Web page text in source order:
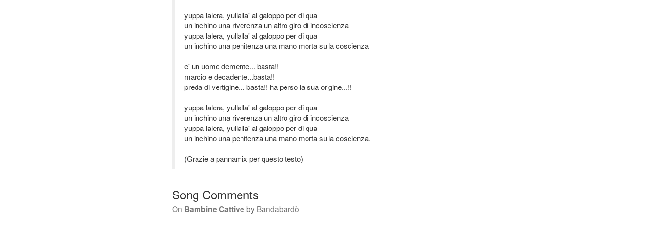
yuppa lalera, yullalla' al galoppo per di qua
un inchino una riverenza un altro giro di incoscienza
yuppa lalera, yullalla' al galoppo per di qua
un inchino una penitenza una mano morta sulla coscienza
e' un uomo demente... basta!!
marcio e decadente...basta!!
preda di vertigine... basta!! ha perso la sua origine...!!
yuppa lalera, yullalla' al galoppo per di qua
un inchino una riverenza un altro giro di incoscienza
yuppa lalera, yullalla' al galoppo per di qua
un inchino una penitenza una mano morta sulla coscienza.
(Grazie a pannamix per questo testo)
Song Comments
On Bambine Cattive by Bandabardò